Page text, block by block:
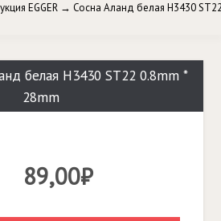
EGGER → Сосна Аланд белая H3430
белая H3430 ST22 0.8mm *
28mm
89,00₽